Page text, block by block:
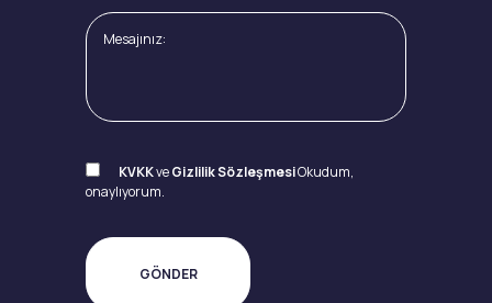
KVKKveGizlilik SözleşmesiOkudum,
onaylıyorum.